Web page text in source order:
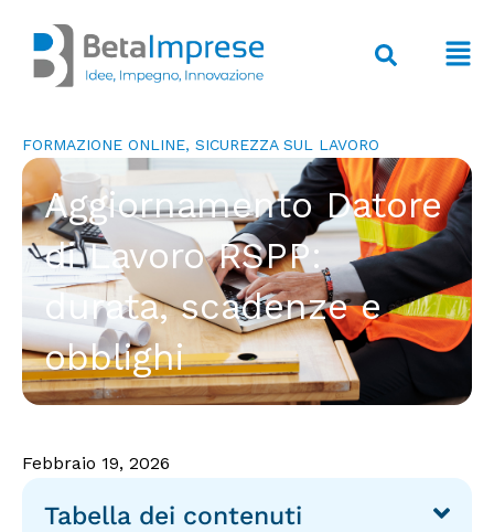
contenuto
FORMAZIONE ONLINE, SICUREZZA SUL LAVORO
Aggiornamento Datore
di Lavoro RSPP:
durata, scadenze e
obblighi
Febbraio 19, 2026
Tabella dei contenuti